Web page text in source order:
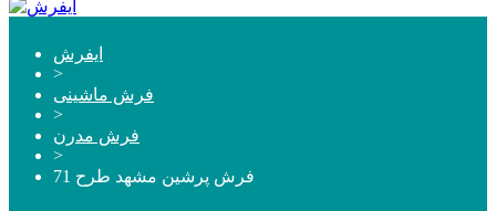
ایفرش
>
فرش ماشینی
>
فرش مدرن
>
فرش پرشین مشهد طرح 71